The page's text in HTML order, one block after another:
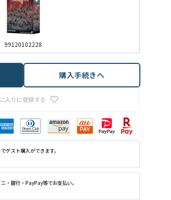
99120102228
入りに登録する
購入手続きへ
ゲスト購入ができます。
・銀行・PayPay等でお支払い。